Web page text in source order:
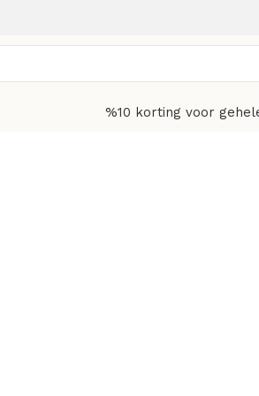
%10 korting voor
Jordan 1 Low OG SP AJ1